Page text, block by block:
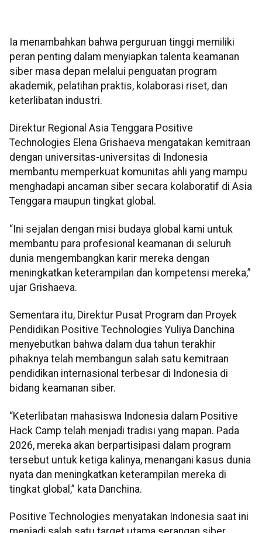
Ia menambahkan bahwa perguruan tinggi memiliki
peran penting dalam menyiapkan talenta keamanan
siber masa depan melalui penguatan program
akademik, pelatihan praktis, kolaborasi riset, dan
keterlibatan industri.
Direktur Regional Asia Tenggara Positive
Technologies Elena Grishaeva mengatakan kemitraan
dengan universitas-universitas di Indonesia
membantu memperkuat komunitas ahli yang mampu
menghadapi ancaman siber secara kolaboratif di Asia
Tenggara maupun tingkat global.
“Ini sejalan dengan misi budaya global kami untuk
membantu para profesional keamanan di seluruh
dunia mengembangkan karir mereka dengan
meningkatkan keterampilan dan kompetensi mereka,”
ujar Grishaeva.
Sementara itu, Direktur Pusat Program dan Proyek
Pendidikan Positive Technologies Yuliya Danchina
menyebutkan bahwa dalam dua tahun terakhir
pihaknya telah membangun salah satu kemitraan
pendidikan internasional terbesar di Indonesia di
bidang keamanan siber.
“Keterlibatan mahasiswa Indonesia dalam Positive
Hack Camp telah menjadi tradisi yang mapan. Pada
2026, mereka akan berpartisipasi dalam program
tersebut untuk ketiga kalinya, menangani kasus dunia
nyata dan meningkatkan keterampilan mereka di
tingkat global,” kata Danchina.
Positive Technologies menyatakan Indonesia saat ini